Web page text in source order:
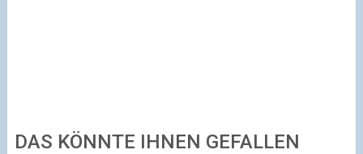
DAS KÖNNTE IHNEN GEFALLEN